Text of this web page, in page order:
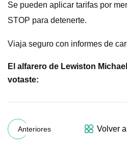
Se pueden aplicar tarifas por
STOP para detenerte.
Viaja seguro con informes de
El alfarero de Lewiston
votaste:
Anteriores Volver